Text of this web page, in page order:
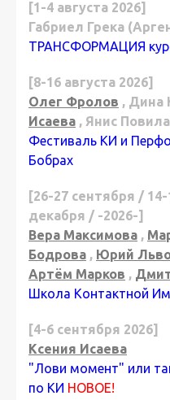
[1-4 августа 2026]
Габриел Грека
ТРАНСФОРМАЦИЯ курс
[8-16 августа 2026]
Олег Фролов , Дина
Исаева , Янис
Фестиваль КИ и
Бобрах
[26-27 сентября /
декабря / -2026-]
Вера Максимова ,
Бодрова , Юрий
Артём Марков ,
Школа Контактной
[4-6 сентября 2026]
Ксения Исаева
"Лови момент" или
по КИ НОВОЕ!